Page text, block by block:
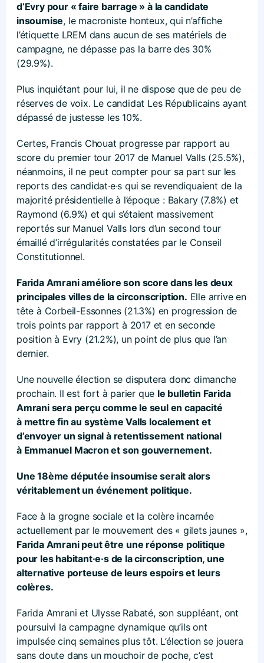
d’Evry pour « faire barrage » à la candidate
insoumise, le macroniste honteux, qui n’affiche
l’étiquette LREM dans aucun de ses matériels de
campagne, ne dépasse pas la barre des 30%
(29.9%).
Plus inquiétant pour lui, il ne dispose que de peu de
réserves de voix. Le candidat Les Républicains ayant
dépassé de justesse les 10%.
Certes, Francis Chouat progresse par rapport au
score du premier tour 2017 de Manuel Valls (25.5%),
néanmoins, il ne peut compter pour sa part sur les
reports des candidat·e·s qui se revendiquaient de la
majorité présidentielle à l’époque : Bakary (7.8%) et
Raymond (6.9%) et qui s’étaient massivement
reportés sur Manuel Valls lors d’un second tour
émaillé d’irrégularités constatées par le Conseil
Constitutionnel.
Farida Amrani améliore son score dans les deux
principales villes de la circonscription. Elle arrive en
tête à Corbeil-Essonnes (21.3%) en progression de
trois points par rapport à 2017 et en seconde
position à Evry (21.2%), un point de plus que l’an
dernier.
Une nouvelle élection se disputera donc dimanche
prochain. Il est fort à parier que le bulletin Farida
Amrani sera perçu comme le seul en capacité
à mettre fin au système Valls localement et
d’envoyer un signal à retentissement national
à Emmanuel Macron et son gouvernement.
Une 18ème députée insoumise serait alors
véritablement un événement politique.
Face à la grogne sociale et la colère incarnée
actuellement par le mouvement des « gilets jaunes »,
Farida Amrani peut être une réponse politique
pour les habitant·e·s de la circonscription, une
alternative porteuse de leurs espoirs et leurs
colères.
Farida Amrani et Ulysse Rabaté, son suppléant, ont
poursuivi la campagne dynamique qu’ils ont
impulsée cinq semaines plus tôt. L’élection se jouera
sans doute dans un mouchoir de poche, c’est